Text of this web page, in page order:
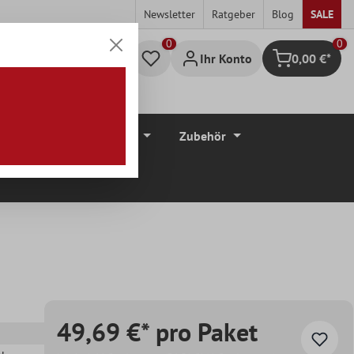
Newsletter Ratgeber Blog SALE
Ihr Konto Warenkorb
0
0,00 €*
Zubehör
49,69 €* pro Paket